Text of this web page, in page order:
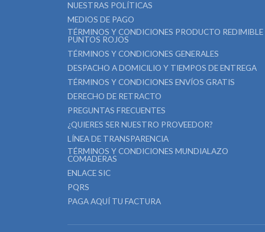
NUESTRAS POLÍTICAS
MEDIOS DE PAGO
TÉRMINOS Y CONDICIONES PRODUCTO REDIMIBLE
PUNTOS ROJOS
TÉRMINOS Y CONDICIONES GENERALES
DESPACHO A DOMICILIO Y TIEMPOS DE ENTREGA
TÉRMINOS Y CONDICIONES ENVÍOS GRATIS
DERECHO DE RETRACTO
PREGUNTAS FRECUENTES
¿QUIERES SER NUESTRO PROVEEDOR?
LÍNEA DE TRANSPARENCIA
TÉRMINOS Y CONDICIONES MUNDIALAZO
COMADERAS
ENLACE SIC
PQRS
PAGA AQUÍ TU FACTURA